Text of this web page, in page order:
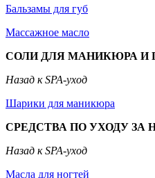
Бальзамы для губ
Массажное масло
СОЛИ ДЛЯ МАНИКЮРА И
Назад к SPA-уход
Шарики для маникюра
СРЕДСТВА ПО УХОДУ ЗА
Назад к SPA-уход
Масла для ногтей